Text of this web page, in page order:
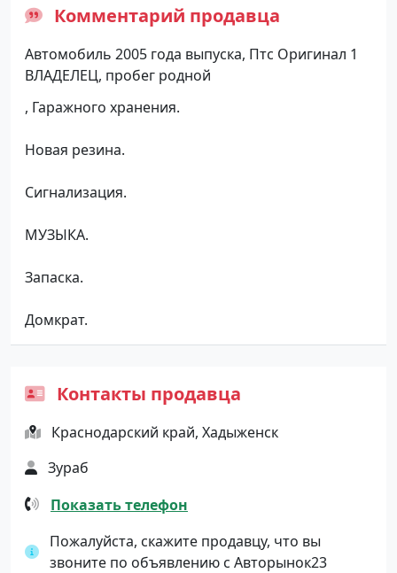
Комментарий продавца
Автомобиль 2005 года выпуска, Птс Оригинал 1
ВЛАДЕЛЕЦ, пробег родной
, Гаражного хранения.
Новая резина.
Сигнализация.
МУЗЫКА.
Запаска.
Домкрат.
Контакты продавца
Краснодарский край, Хадыженск
Зураб
Показать телефон
Пожалуйста, скажите продавцу, что вы
звоните по объявлению с Авторынок23